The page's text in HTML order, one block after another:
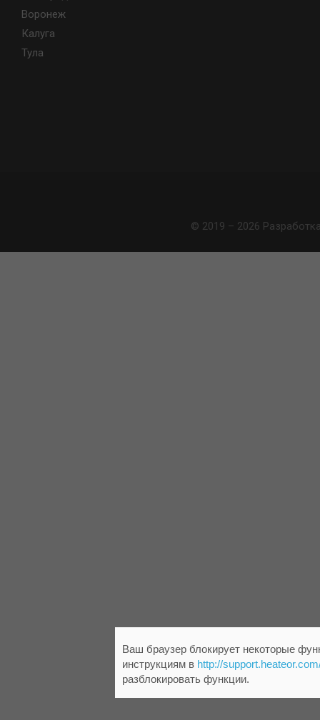
Воронеж
Калуга
Тула
© 2019 – 2026
Ваш браузер блокирует некоторые
инструкциям в http://
разблокировать функции.